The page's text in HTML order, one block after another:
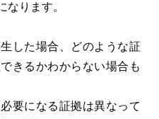
なります。
した場合、どのような証
きるかわからない場合も
要になる証拠は異なって